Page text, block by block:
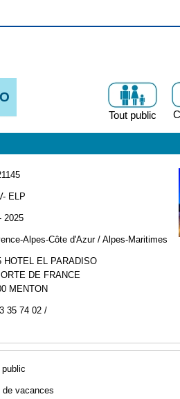
Tout public
ELP
2025
Alpes-Côte d'Azur / Alpes-Maritimes
HOTEL EL PARADISO
DE FRANCE
MENTON
35 74 02 /
public
de vacances